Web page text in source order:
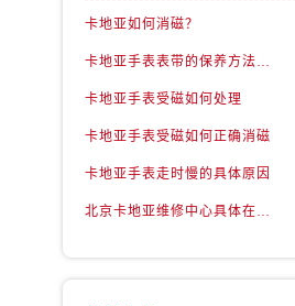
卡地亚如何消磁？
卡地亚手表表带的保养方法有哪些？
卡地亚手表受磁如何处理
卡地亚手表受磁如何正确消磁
卡地亚手表走时慢的具体原因
北京卡地亚维修中心具体在哪里？